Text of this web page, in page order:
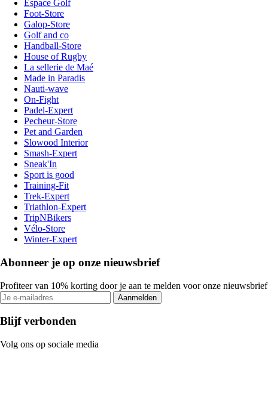
Espace Golf
Foot-Store
Galop-Store
Golf and co
Handball-Store
House of Rugby
La sellerie de Maé
Made in Paradis
Nauti-wave
On-Fight
Padel-Expert
Pecheur-Store
Pet and Garden
Slowood Interior
Smash-Expert
Sneak'In
Sport is good
Training-Fit
Trek-Expert
Triathlon-Expert
TripNBikers
Vélo-Store
Winter-Expert
Abonneer je op onze nieuwsbrief
Profiteer van 10% korting door je aan te melden voor onze nieuwsbrief
Aanmelden
Blijf verbonden
Volg ons op sociale media